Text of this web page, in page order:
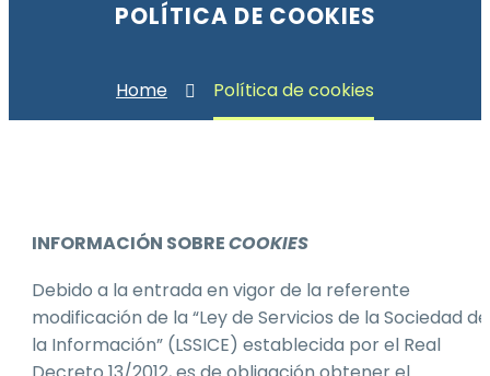
POLÍTICA DE COOKIES
Home Política de cookies
INFORMACIÓN SOBRECOOKIES
Debido a la entrada en vigor de la referente
modificación de la “Ley de Servicios de la Sociedad de
la Información” (LSSICE) establecida por el Real